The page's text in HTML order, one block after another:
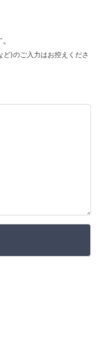
)のご入力はお控えくださ